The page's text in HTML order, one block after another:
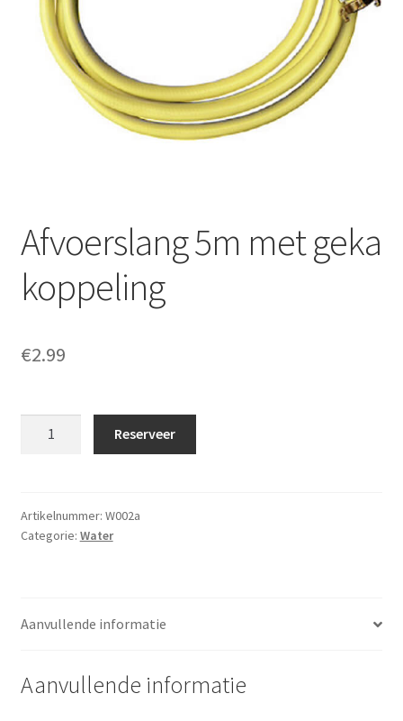
Offerte aanvraag
Privacybeleid
Afvoerslang 5m met geka
koppeling
€2.99
koppeling
aantal
Reserveer
Artikelnummer: W002a
Categorie: Water
Aanvullende informatie
Aanvullende informatie